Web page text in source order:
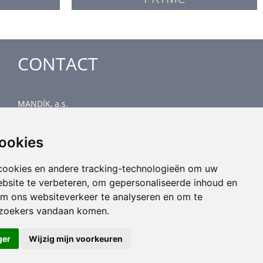
en andere tracking-technologieën om uw
te verbeteren, om gepersonaliseerde inhoud en
ons websiteverkeer te analyseren en om te
vandaan komen.
Wijzig mijn voorkeuren
CONTACT
MANDÍK, a.s.
Czech Republic
Head office
phone: +420 311 706 706
email: mandik@mandik.cz